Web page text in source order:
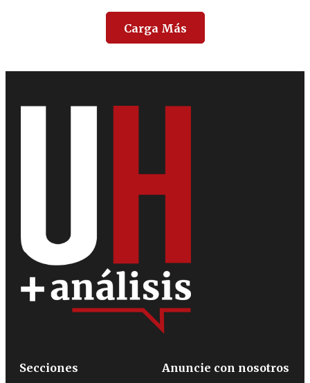
Carga Más
Secciones
Anuncie con nosotros